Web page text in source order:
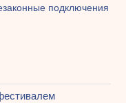
подключения